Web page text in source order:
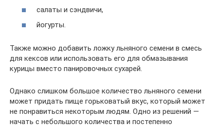
салаты и сэндвичи,
йогурты.
Также можно добавить ложку льняного семени в смесь
для кексов или использовать его для обмазывания
курицы вместо панировочных сухарей.
Однако слишком большое количество льняного семени
может придать пище горьковатый вкус, который может
не понравиться некоторым людям. Одно из решений —
начать с небольшого количества и постепенно